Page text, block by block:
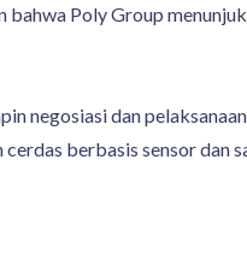
Poly Group
negosiasi dan
berbasis sensor dan